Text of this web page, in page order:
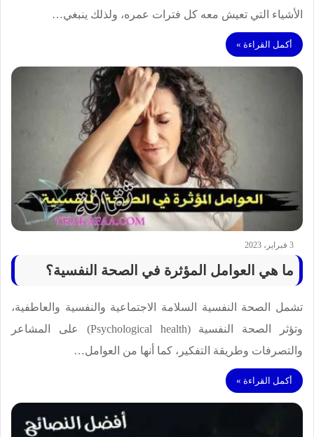
الأشياء التي تعيش معه كل فترات عمره، ولذلك ينبغي…
أكمل القراءة »
3 فبراير، 2023
ما هي العوامل المؤثرة في الصحة النفسية؟
تشمل الصحة النفسية السلامة الاجتماعية والنفسية والعاطفية،
وتؤثر الصحة النفسية (Psychological health) على المشاعر
والتصرفات وطريقة التفكير، كما أنها من العوامل…
أكمل القراءة »